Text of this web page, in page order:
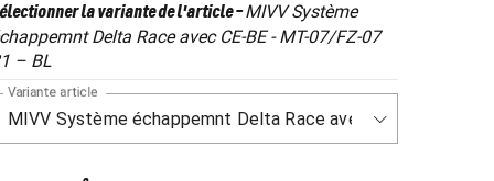
la variante de l'article-MIVV Système
Delta Race avec CE-BE - MT-07/FZ-07
– BL
Variante article